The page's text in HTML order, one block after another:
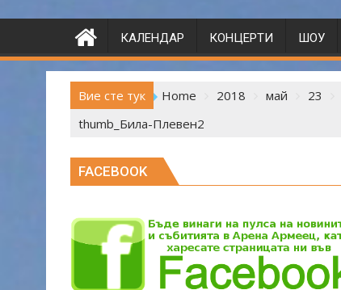
КАЛЕНДАР КОНЦЕРТИ ШОУ
Вие сте тук Home 2018 май 23
thumb_Била-Плевен2
FACEBOOK